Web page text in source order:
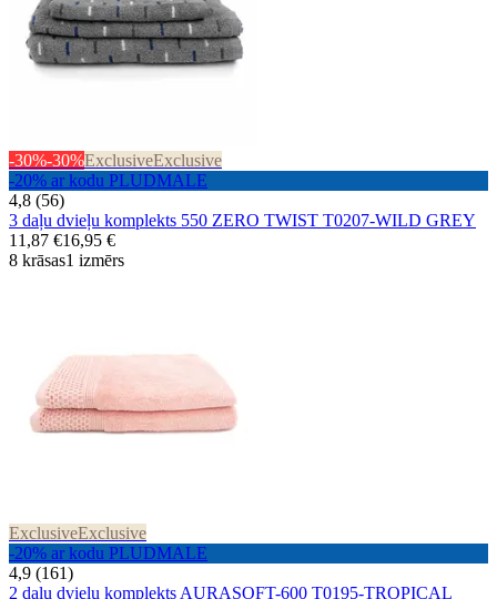
-30%-30%ExclusiveExclusive
-20% ar kodu PLUDMALE
4,8 (56)
3 daļu dvieļu komplekts 550 ZERO TWIST T0207-WILD GREY
11,87 €16,95 €
8 krāsas1 izmērs
ExclusiveExclusive
-20% ar kodu PLUDMALE
4,9 (161)
2 daļu dvieļu komplekts AURASOFT-600 T0195-TROPICAL